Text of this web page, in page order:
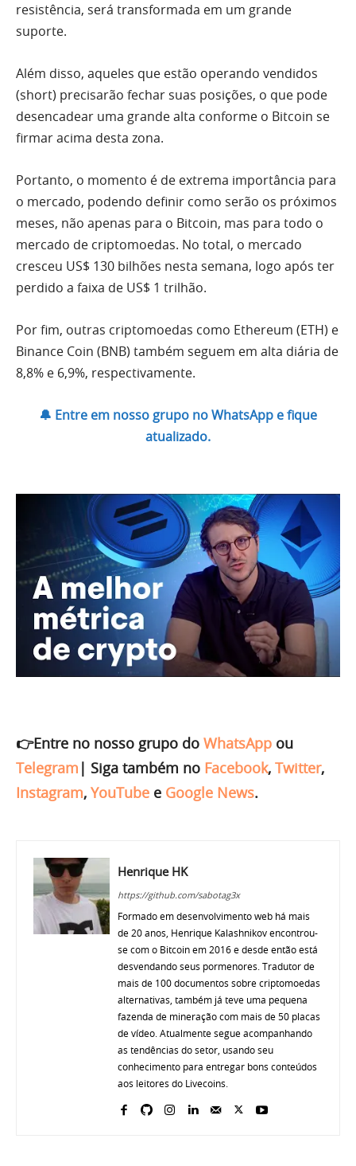
resistência, será transformada em um grande
suporte.
Além disso, aqueles que estão operando vendidos
(short) precisarão fechar suas posições, o que pode
desencadear uma grande alta conforme o Bitcoin se
firmar acima desta zona.
Portanto, o momento é de extrema importância para
o mercado, podendo definir como serão os próximos
meses, não apenas para o Bitcoin, mas para todo o
mercado de criptomoedas. No total, o mercado
cresceu US$ 130 bilhões nesta semana, logo após ter
perdido a faixa de US$ 1 trilhão.
Por fim, outras criptomoedas como Ethereum (ETH) e
Binance Coin (BNB) também seguem em alta diária de
8,8% e 6,9%, respectivamente.
🔔 Entre em nosso grupo no WhatsApp e fique
atualizado.
👉Entre no nosso grupo do WhatsApp ou
Telegram | Siga também no Facebook, Twitter,
Instagram, YouTube e Google News.
Henrique HK
https://github.com/sabotag3x
Formado em desenvolvimento web há mais
de 20 anos, Henrique Kalashnikov encontrou-
se com o Bitcoin em 2016 e desde então está
desvendando seus pormenores. Tradutor de
mais de 100 documentos sobre criptomoedas
alternativas, também já teve uma pequena
fazenda de mineração com mais de 50 placas
de vídeo. Atualmente segue acompanhando
as tendências do setor, usando seu
conhecimento para entregar bons conteúdos
aos leitores do Livecoins.